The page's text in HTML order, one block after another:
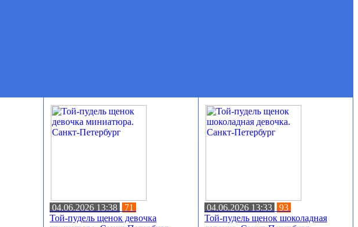
04.06.2026 13:38
71
Той-пудель щенок девочка
04.06.2026 13:33
93
Той-пудель щенок шоколадная